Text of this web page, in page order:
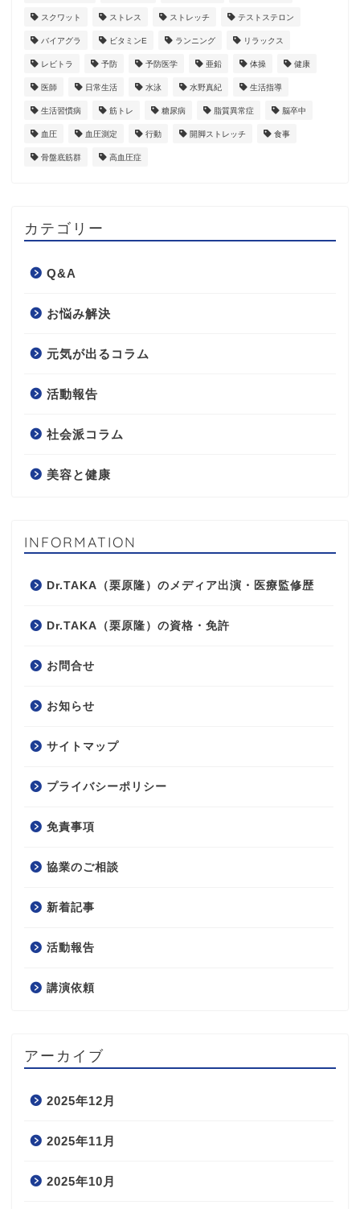
スクワット ストレス ストレッチ テストステロン
バイアグラ ビタミンE ランニング リラックス
レビトラ 予防 予防医学 亜鉛 体操 健康
医師 日常生活 水泳 水野真紀 生活指導
生活習慣病 筋トレ 糖尿病 脂質異常症 脳卒中
血圧 血圧測定 行動 開脚ストレッチ 食事
骨盤底筋群 高血圧症
カテゴリー
Q&A
お悩み解決
元気が出るコラム
活動報告
社会派コラム
美容と健康
INFORMATION
Dr.TAKA（栗原隆）のメディア出演・医療監修歴
Dr.TAKA（栗原隆）の資格・免許
お問合せ
お知らせ
サイトマップ
プライバシーポリシー
免責事項
協業のご相談
新着記事
活動報告
講演依頼
アーカイブ
2025年12月
2025年11月
2025年10月